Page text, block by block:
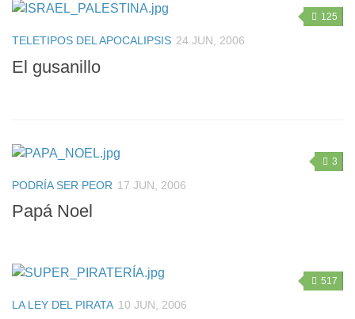
125
TELETIPOS DEL APOCALIPSIS 24 JUN, 2006
El gusanillo
3
PODRÍA SER PEOR 17 JUN, 2006
Papá Noel
517
LA LEY DEL PIRATA 10 JUN, 2006